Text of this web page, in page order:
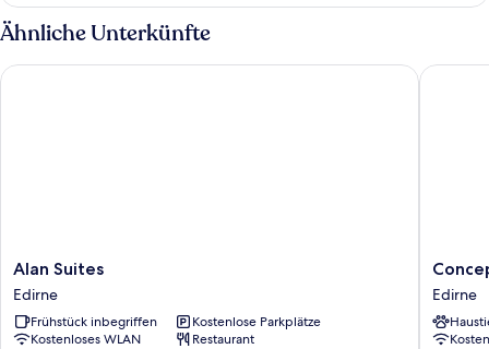
Ähnliche Unterkünfte
Alan
Suites
Edirne
Alan Suites
Edirne
Frühstück inbegriffen
Kostenlose Parkplätze
Kostenloses WLAN
Restaurant
Alan Suites
Concept
Royal
Edirne
Edirne
Edirne